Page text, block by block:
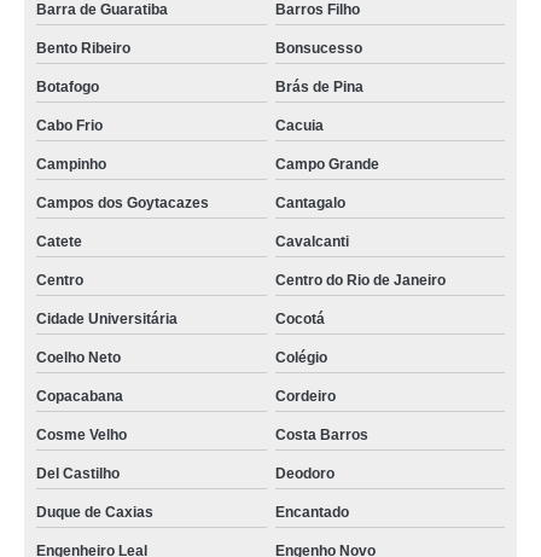
Barra de Guaratiba Barros Filho
Bento Ribeiro Bonsucesso
Botafogo Brás de Pina
Cabo Frio Cacuia
Campinho Campo Grande
Campos dos Goytacazes Cantagalo
Catete Cavalcanti
Centro Centro do Rio de Janeiro
Cidade Universitária Cocotá
Coelho Neto Colégio
Copacabana Cordeiro
Cosme Velho Costa Barros
Del Castilho Deodoro
Duque de Caxias Encantado
Engenheiro Leal Engenho Novo